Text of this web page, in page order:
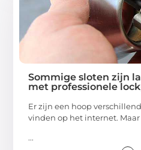
Sommige sloten zijn
met professionele
Er zijn een hoop
vinden op het internet.
...